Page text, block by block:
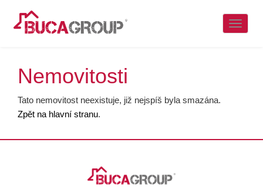
Nemovitosti
Tato nemovitost neexistuje, již nejspíš byla smazána.
Zpět na hlavní stranu.